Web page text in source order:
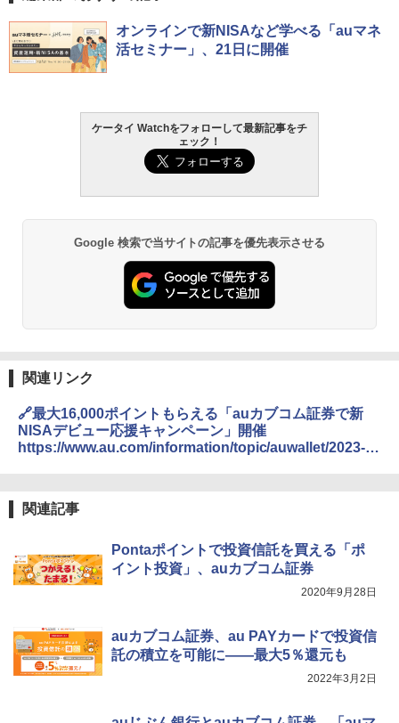
オンラインで新NISAなど学べる「auマネ
活セミナー」、21日に開催
ケータイ Watchをフォローして最新記事をチ
ェック！
Google 検索で当サイトの記事を優先表示させる
関連リンク
🔗最大16,000ポイントもらえる「auカブコム証券で新
NISAデビュー応援キャンペーン」開催
https://www.au.com/information/topic/auwallet/2023-
関連記事
Pontaポイントで投資信託を買える「ポ
イント投資」、auカブコム証券
2020年9月28日
auカブコム証券、au PAYカードで投資信
託の積立を可能に――最大5％還元も
2022年3月2日